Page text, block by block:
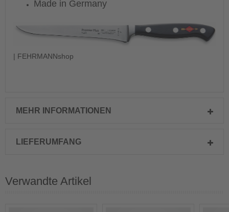
Made in Germany
| FEHRMANNshop
MEHR INFORMATIONEN
LIEFERUMFANG
Verwandte Artikel